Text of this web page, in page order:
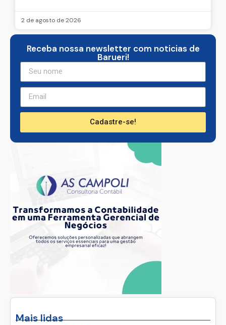
2 de agosto de 2026
Mais lidas
Receba nossa newsletter com noticias de
Barueri!
Cadastre-se!